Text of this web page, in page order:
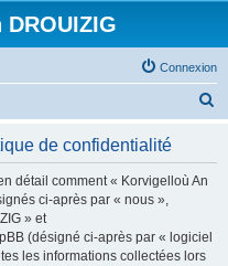
Connexion
de confidentialité
détail comment « Korvigelloù An
ci-après par « nous »,
» et
(désigné ci-après par « logiciel
les informations collectées lors